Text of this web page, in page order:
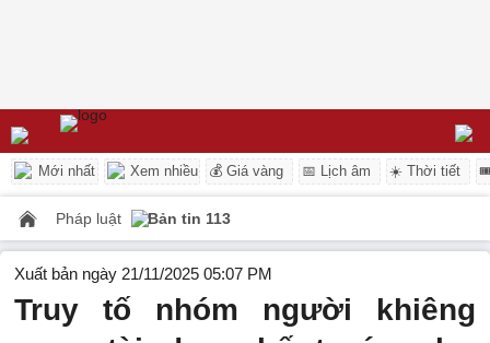
Mới nhất Xem nhiều 💰 Giá vàng 📅 Lịch âm ☀️ Thời tiết
Pháp luật Bản tin 113
Xuất bản ngày 21/11/2025 05:07 PM
Truy tố nhóm người khiêng